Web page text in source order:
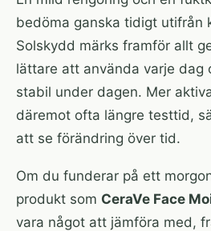
bedöma ganska tidigt utifrån
Solskydd märks framför allt
lättare att använda varje dag
stabil under dagen. Mer
däremot ofta längre testtid,
att se förändring över tid.
Om du funderar på ett
produkt som CeraVe Face
vara något att jämföra med,